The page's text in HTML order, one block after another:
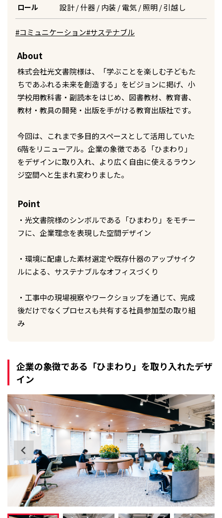
ロール 設計 / 什器 / 内装 / 電気 / 照明 / 引越し
#コミュニケーション#サステナブル
About
株式会社光文書院様は、「学ぶことを楽しむ子どもた
ちであふれる未来を創造する」をビジョンに掲げ、小
学校用教科書・副読本をはじめ、図書教材、教育書、
教材・教具の開発・出版を手がける教育出版社です。
今回は、これまで多目的スペースとして活用していた
6階をリニューアル。企業の象徴である「ひまわり」
をデザインに取り入れ、より広く自由に使えるラウン
ジ空間へと生まれ変わりました。
Point
・光文書院様のシンボルである「ひまわり」をモチー
フに、企業理念を表現した空間デザイン
・環境に配慮した素材選定や既存什器のアップサイク
ルによる、サステナブルなオフィスづくり
・工事中の現場視察やワークショップを通じて、完成
後だけでなくプロセスも共有する社員参加型の取り組
み
企業の象徴である「ひまわり」を取り入れたデザ
イン